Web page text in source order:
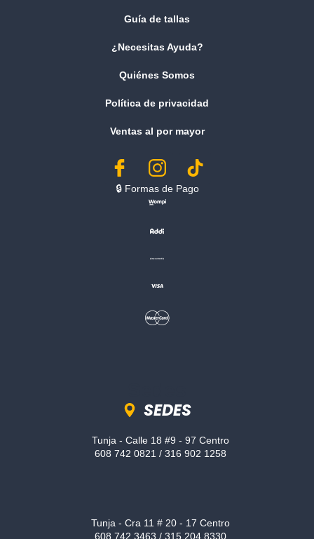
Guía de tallas
¿Necesitas Ayuda?
Quiénes Somos
Política de privacidad
Ventas al por mayor
🔒︎ Formas de Pago
SEDES
Tunja - Calle 18 #9 - 97 Centro
608 742 0821 / 316 902 1258
Tunja - Cra 11 # 20 - 17 Centro
608 742 3463 / 315 204 8330